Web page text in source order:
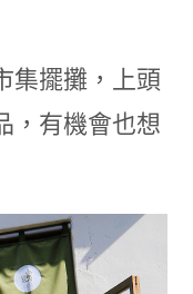
集擺攤，上頭
，有機會也想